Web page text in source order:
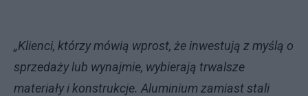
„Klienci, którzy mówią wprost, że inwestują z myślą o
sprzedaży lub wynajmie, wybierają trwalsze
materiały i konstrukcje. Aluminium zamiast stali